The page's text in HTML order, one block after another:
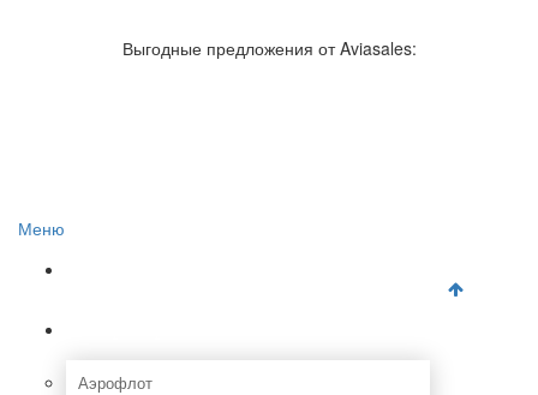
Отзывы об авиакомпаниях
Отзывы об аэропортах
Выгодные предложения от Aviasales:
Меню
Аэрофлот